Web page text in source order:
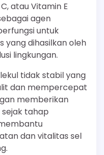
atau Vitamin E
agen
untuk
yang dihasilkan oleh
lingkungan.
tidak stabil yang
dan mempercepat
memberikan
tahap
dan vitalitas sel